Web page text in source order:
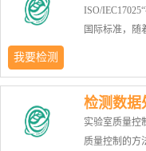
我要检测
ISO/
国际标准，随
新产品、新材
业内部实验室
疑。ISO/IEC
要求，以此作
检测数据
实验室质量控
质量控制的方